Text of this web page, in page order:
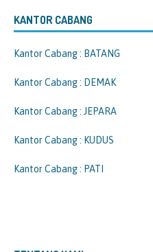
KANTOR CABANG
Kantor Cabang : BATANG
Kantor Cabang : DEMAK
Kantor Cabang : JEPARA
Kantor Cabang : KUDUS
Kantor Cabang : PATI